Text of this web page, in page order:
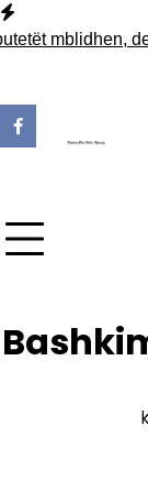
Skip
to
mblidhen,